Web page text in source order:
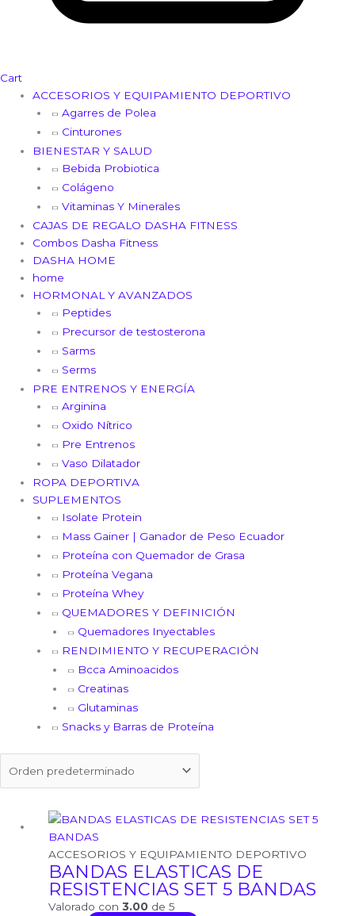
Cart
ACCESORIOS Y EQUIPAMIENTO DEPORTIVO
Agarres de Polea
Cinturones
BIENESTAR Y SALUD
Bebida Probiotica
Colágeno
Vitaminas Y Minerales
CAJAS DE REGALO DASHA FITNESS
Combos Dasha Fitness
DASHA HOME
home
HORMONAL Y AVANZADOS
Peptides
Precursor de testosterona
Sarms
Serms
PRE ENTRENOS Y ENERGÍA
Arginina
Oxido Nítrico
Pre Entrenos
Vaso Dilatador
ROPA DEPORTIVA
SUPLEMENTOS
Isolate Protein
Mass Gainer | Ganador de Peso Ecuador
Proteína con Quemador de Grasa
Proteína Vegana
Proteína Whey
QUEMADORES Y DEFINICIÓN
Quemadores Inyectables
RENDIMIENTO Y RECUPERACIÓN
Bcca Aminoacidos
Creatinas
Glutaminas
Snacks y Barras de Proteína
ACCESORIOS Y EQUIPAMIENTO DEPORTIVO
BANDAS ELASTICAS DE
RESISTENCIAS SET 5 BANDAS
Valorado con3.00 de 5